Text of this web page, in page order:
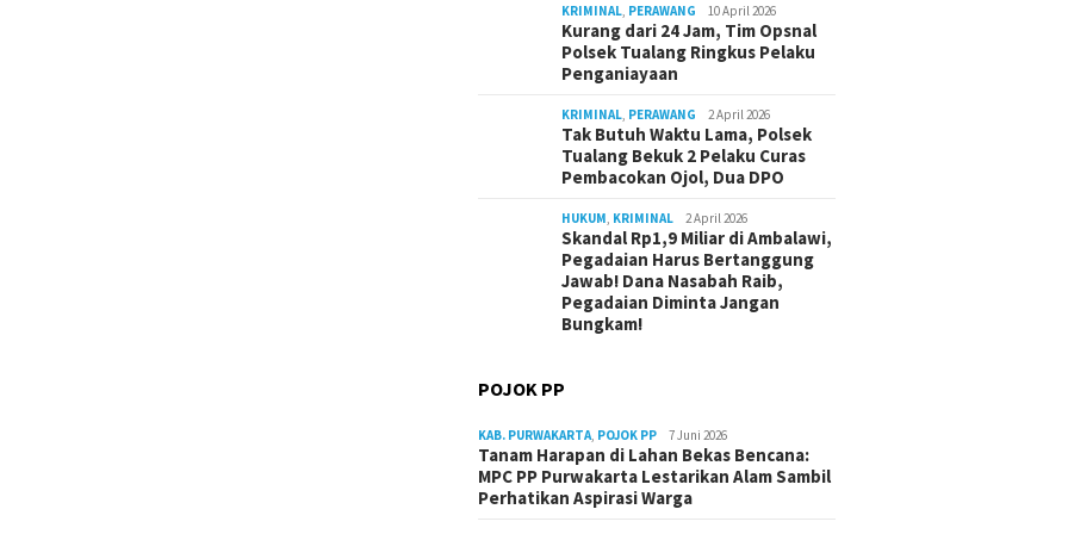
KRIMINAL, PERAWANG 10 April 2026
Kurang dari 24 Jam, Tim Opsnal
Polsek Tualang Ringkus Pelaku
Penganiayaan
KRIMINAL, PERAWANG 2 April 2026
Tak Butuh Waktu Lama, Polsek
Tualang Bekuk 2 Pelaku Curas
Pembacokan Ojol, Dua DPO
HUKUM, KRIMINAL 2 April 2026
Skandal Rp1,9 Miliar di Ambalawi,
Pegadaian Harus Bertanggung
Jawab! Dana Nasabah Raib,
Pegadaian Diminta Jangan
Bungkam!
POJOK PP
KAB. PURWAKARTA, POJOK PP 7 Juni 2026
Tanam Harapan di Lahan Bekas Bencana:
MPC PP Purwakarta Lestarikan Alam Sambil
Perhatikan Aspirasi Warga